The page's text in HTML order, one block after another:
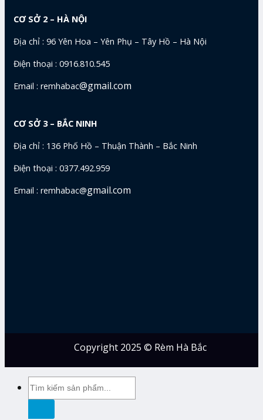
CƠ SỞ 2 – HÀ NỘI
Địa chỉ : 96 Yên Hoa – Yên Phụ – Tây Hồ – Hà Nội
Điện thoại : 0916.810.545
Email : remhabac@gmail.com
CƠ SỞ 3 – BẮC NINH
Địa chỉ : 136 Phố Hồ – Thuận Thành – Bắc Ninh
Điện thoại : 0377.492.959
Email : remhabac@gmail.com
Copyright 2025 © Rèm Hà Bắc
Tìm